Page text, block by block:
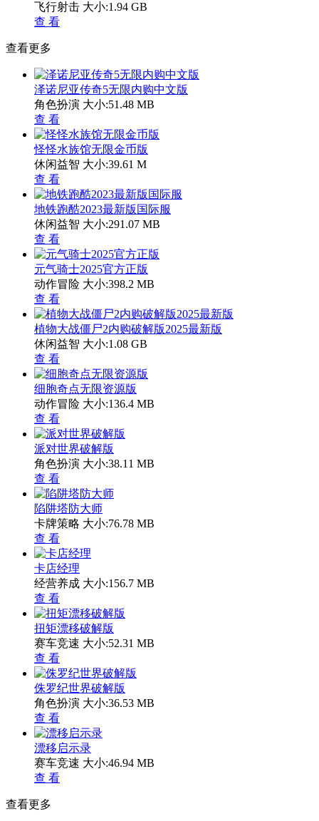
飞行射击 大小:1.94 GB
查 看
查看更多
泽诺尼亚传奇5无限内购中文版
角色扮演 大小:51.48 MB
查 看
怪怪水族馆无限金币版
休闲益智 大小:39.61 M
查 看
地铁跑酷2023最新版国际服
休闲益智 大小:291.07 MB
查 看
元气骑士2025官方正版
动作冒险 大小:398.2 MB
查 看
植物大战僵尸2内购破解版2025最新版
休闲益智 大小:1.08 GB
查 看
细胞奇点无限资源版
动作冒险 大小:136.4 MB
查 看
派对世界破解版
角色扮演 大小:38.11 MB
查 看
陷阱塔防大师
卡牌策略 大小:76.78 MB
查 看
卡店经理
经营养成 大小:156.7 MB
查 看
扭矩漂移破解版
赛车竞速 大小:52.31 MB
查 看
侏罗纪世界破解版
角色扮演 大小:36.53 MB
查 看
漂移启示录
赛车竞速 大小:46.94 MB
查 看
查看更多